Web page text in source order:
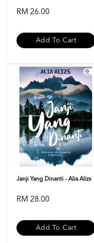
RM 26.00
Add To Cart
Janji Yang Dinanti - Alia Alizs
RM 28.00
Add To Cart